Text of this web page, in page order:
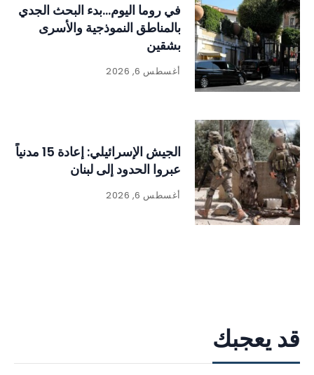
في روما اليوم…بدء البحث الجدي
بالمناطق النموذجية والأسرى
بشقين
أغسطس 6, 2026
الجيش الإسرائيلي: إعادة 15 مدنياً
عبروا الحدود إلى لبنان
أغسطس 6, 2026
قد يعجبك